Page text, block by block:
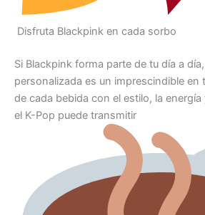
Disfruta Blackpink en cada sorbo
Si Blackpink forma parte de tu día a
personalizada es un imprescindible en
de cada bebida con el estilo, la
el K-Pop puede transmitir